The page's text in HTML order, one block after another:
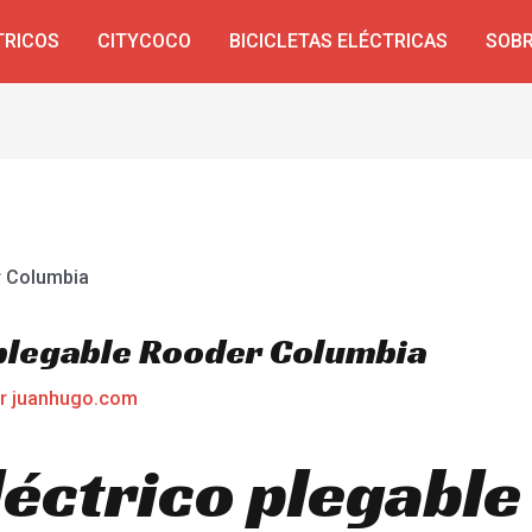
CITYCOCO BICICLETAS ELÉCTRICAS
Rooder Columbia
juanhugo.com
plegable